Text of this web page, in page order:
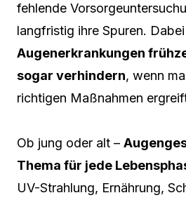
fehlende
langfristig ihre Spuren.
Augenerkrankungen
sogar verhindern, wenn
richtigen Maßnahmen
Ob jung oder alt –
Thema für jede
UV-Strahlung, Ernährung,